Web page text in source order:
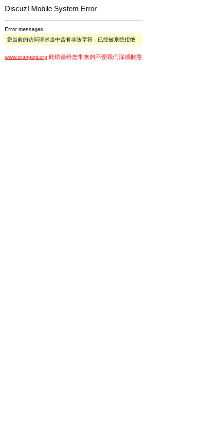
Discuz! Mobile System Error
Error messages:
您当前的访问请求当中含有非法字符，已经被系统拒绝
www.orangepi.org 此错误给您带来的不便我们深感歉意